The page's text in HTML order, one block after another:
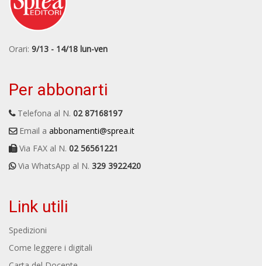
Orari: 9/13 - 14/18 lun-ven
Per abbonarti
Telefona al N. 02 87168197
Email a abbonamenti@sprea.it
Via FAX al N. 02 56561221
Via WhatsApp al N. 329 3922420
Link utili
Spedizioni
Come leggere i digitali